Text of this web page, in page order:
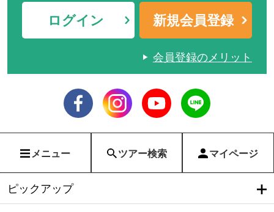
ログイン 新規会員登録
会員登録のメリット
メニュー ツアー検索 マイページ
ピックアップ